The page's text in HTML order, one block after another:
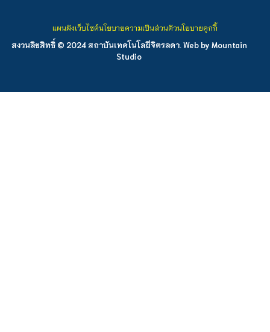
สงวนลิขสิทธิ์ © 2024 สถาบันเทคโนโลยีจิตรลดา. Web by Mountain
Studio
แผนผังเว็บไซต์นโยบายความเป็นส่วนตัวนโยบายคุกกี้